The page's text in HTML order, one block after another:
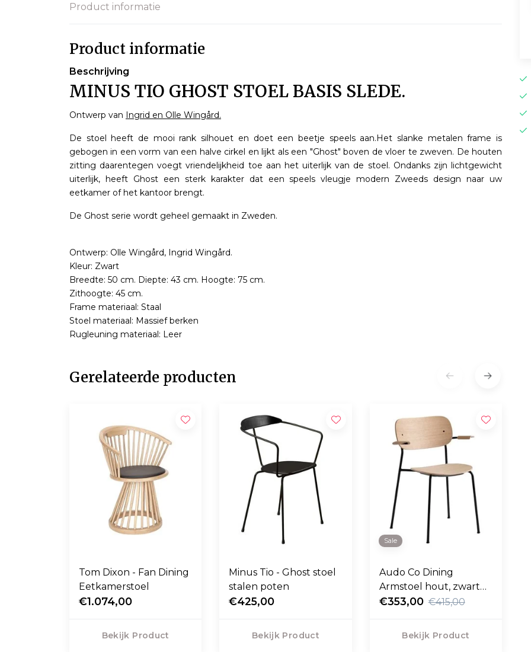
Product informatie
Product informatie
Beschrijving
MINUS TIO GHOST STOEL BASIS SLEDE.
Ontwerp van Ingrid en Olle Wingård.
De stoel heeft de mooi rank silhouet en doet een beetje speels aan.Het slanke metalen frame is
gebogen in een vorm van een halve cirkel en lijkt als een "Ghost" boven de vloer te zweven. De houten
zitting daarentegen voegt vriendelijkheid toe aan het uiterlijk van de stoel. Ondanks zijn lichtgewicht
uiterlijk, heeft Ghost een sterk karakter dat een speels vleugje modern Zweeds design naar uw
eetkamer of het kantoor brengt.
De Ghost serie wordt geheel gemaakt in Zweden.
Ontwerp: Olle Wingård, Ingrid Wingård.
Kleur: Zwart
Breedte: 50 cm. Diepte: 43 cm. Hoogte: 75 cm.
Zithoogte: 45 cm.
Frame materiaal: Staal
Stoel materiaal: Massief berken
Rugleuning materiaal: Leer
Gerelateerde producten
Tom Dixon - Fan Dining
Eetkamerstoel
€1.074,00
Bekijk Product
Minus Tio - Ghost stoel
stalen poten
€425,00
Bekijk Product
Sale
Audo Co Dining
Armstoel hout, zwart
stalen poten
€353,00 €415,00
Bekijk Product